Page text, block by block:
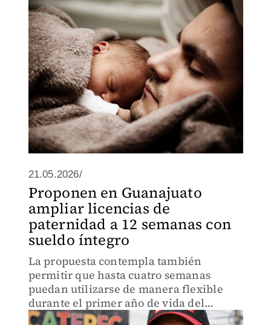
21.05.2026/
Proponen en Guanajuato
ampliar licencias de
paternidad a 12 semanas con
sueldo íntegro
La propuesta contempla también
permitir que hasta cuatro semanas
puedan utilizarse de manera flexible
durante el primer año de vida del
menor.